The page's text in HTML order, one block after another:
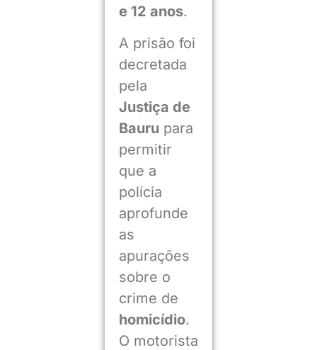
e 12 anos.
A prisão foi
decretada
pela
Justiça de
Baurupara
permitir
que a
polícia
aprofunde
as
apurações
sobre o
crime de
homicídio.
O motorista